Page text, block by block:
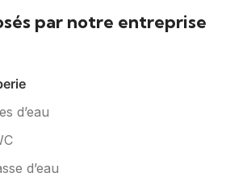
par notre entreprise
d’eau
d’eau